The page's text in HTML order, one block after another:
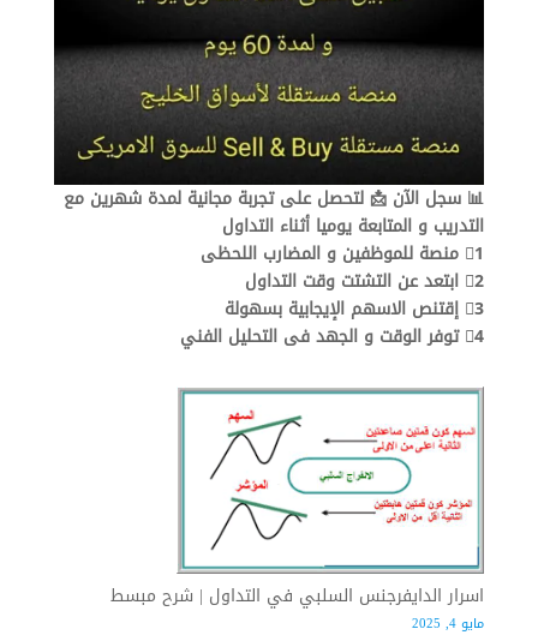
📊 سجل الآن 📩 لتحصل على تجربة مجانية لمدة شهرين مع
التدريب و المتابعة يوميا أثناء التداول
1⃣ منصة للموظفين و المضارب اللحظى
2⃣ ابتعد عن التشتت وقت التداول
3⃣ إقتنص الاسهم الإيجابية بسهولة
4⃣ توفر الوقت و الجهد فى التحليل الفني
اسرار الدايفرجنس السلبي في التداول | شرح مبسط
مايو 4, 2025